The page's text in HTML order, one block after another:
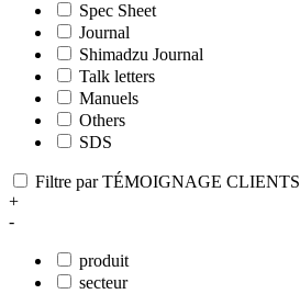
Spec Sheet
Journal
Shimadzu Journal
Talk letters
Manuels
Others
SDS
Filtre par TÉMOIGNAGE CLIENTS
+
-
produit
secteur